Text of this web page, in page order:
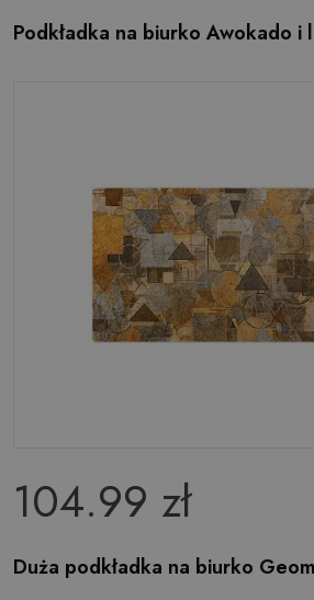
Podkładka na biurko Awokado i
104.99 zł
Duża podkładka na biurko